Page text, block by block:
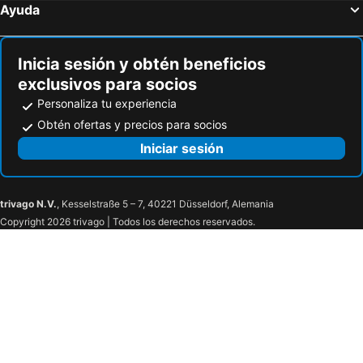
Ayuda
Inicia sesión y obtén beneficios
exclusivos para socios
Personaliza tu experiencia
Obtén ofertas y precios para socios
Iniciar sesión
trivago N.V., Kesselstraße 5 – 7, 40221 Düsseldorf, Alemania
Copyright 2026 trivago | Todos los derechos reservados.